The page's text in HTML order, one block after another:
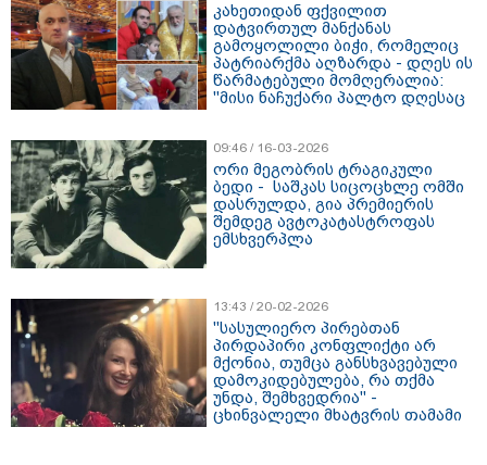
კახეთიდან ფქვილით
დატვირთულ მანქანას
გამოყოლილი ბიჭი, რომელიც
პატრიარქმა აღზარდა - დღეს ის
წარმატებული მომღერალია:
"მისი ნაჩუქარი პალტო დღესაც
09:46 / 16-03-2026
ორი მეგობრის ტრაგიკული
ბედი - საშკას სიცოცხლე ომში
დასრულდა, გია პრემიერის
შემდეგ ავტოკატასტროფას
ემსხვერპლა
13:43 / 20-02-2026
"სასულიერო პირებთან
პირდაპირი კონფლიქტი არ
მქონია, თუმცა განსხვავებული
დამოკიდებულება, რა თქმა
უნდა, შემხვედრია" -
ცხინვალელი მხატვრის თამამი